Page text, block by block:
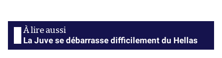
La Juve se débarrasse difficilement du Hellas